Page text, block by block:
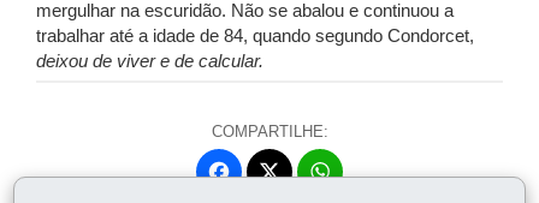
mergulhar na escuridão. Não se abalou e continuou a
trabalhar até a idade de 84, quando segundo Condorcet,
deixou de viver e de calcular.
COMPARTILHE:
Fa
W